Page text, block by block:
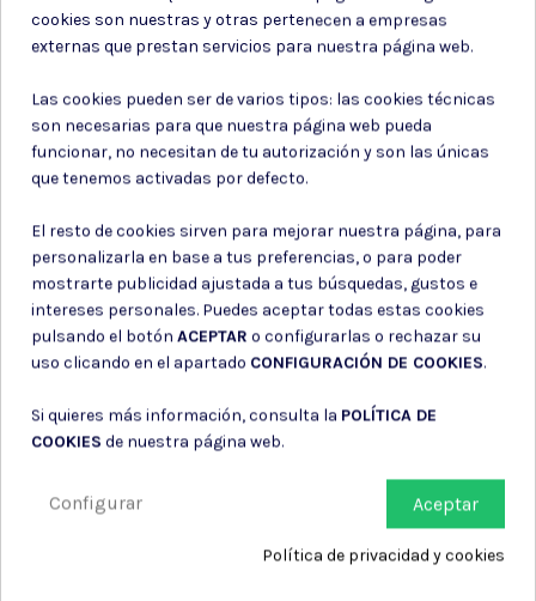
Para tramitar tu compra, es
obligatorio subir una foto de tu DNI.
mayor de edad y cumplir con la
normativa vigente. Asegúrate de que
la imagen sea clara y legible. Tus
datos serán tratados con la máxima
Arrastre y suelte archivos aquí.
Tamaño máximo de archivo: 5120KB
Extensión permitida:
png,jpg,jpeg,pdf
cookies son nuestras y otras pertenecen a empresas
externas que prestan servicios para nuestra página web.
Las cookies pueden ser de varios tipos: las cookies técnicas
son necesarias para que nuestra página web pueda
funcionar, no necesitan de tu autorización y son las únicas
que tenemos activadas por defecto.
El resto de cookies sirven para mejorar nuestra página, para
personalizarla en base a tus preferencias, o para poder
mostrarte publicidad ajustada a tus búsquedas, gustos e
intereses personales. Puedes aceptar todas estas cookies
pulsando el botón ACEPTAR o configurarlas o rechazar su
uso clicando en el apartado CONFIGURACIÓN DE COOKIES.
Si quieres más información, consulta la POLÍTICA DE
COOKIES de nuestra página web.
Aceptar
Configurar
Política de privacidad y cookies